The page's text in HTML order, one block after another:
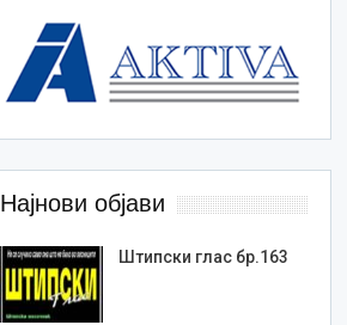
Најнови објави
Штипски глас бр.163